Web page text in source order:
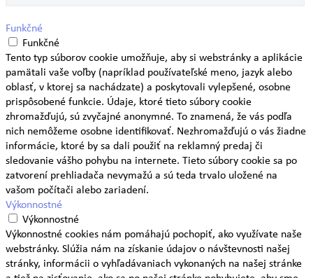
Funkčné
Funkčné
Tento typ súborov cookie umožňuje, aby si webstránky a aplikácie
pamätali vaše voľby (napríklad používateľské meno, jazyk alebo
oblasť, v ktorej sa nachádzate) a poskytovali vylepšené, osobne
prispôsobené funkcie. Údaje, ktoré tieto súbory cookie
zhromažďujú, sú zvyčajné anonymné. To znamená, že vás podľa
nich nemôžeme osobne identifikovať. Nezhromažďujú o vás žiadne
informácie, ktoré by sa dali použiť na reklamný predaj či
sledovanie vášho pohybu na internete. Tieto súbory cookie sa po
zatvorení prehliadača nevymažú a sú teda trvalo uložené na
vašom počítači alebo zariadení.
Výkonnostné
Výkonnostné
Výkonnostné cookies nám pomáhajú pochopiť, ako využívate naše
webstránky. Slúžia nám na získanie údajov o návštevnosti našej
stránky, informácii o vyhľadávaniach vykonaných na našej stránke